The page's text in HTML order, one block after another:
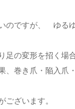
ですが、 ゆる
足の変形を招く場
、巻き爪・陥入爪
ございます。